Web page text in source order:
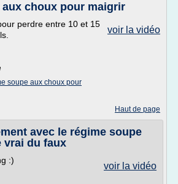
aux choux pour maigrir
voir la vidéo
perdre entre 10 et 15
soupe aux choux pour
Haut de page
avec le régime soupe
vrai du faux
voir la vidéo
:)